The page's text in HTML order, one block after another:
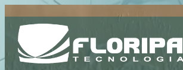
para
conteúdo